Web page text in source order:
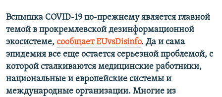
Вспышка COVID-19 по-прежнему является главной
темой в прокремлевской дезинформационной
экосистеме, сообщаетEUvsDisinfo. Да и сама
эпидемия все еще остается серьезной проблемой, с
которой сталкиваются медицинские работники,
национальные и европейские системы и
международные организации. Многие из